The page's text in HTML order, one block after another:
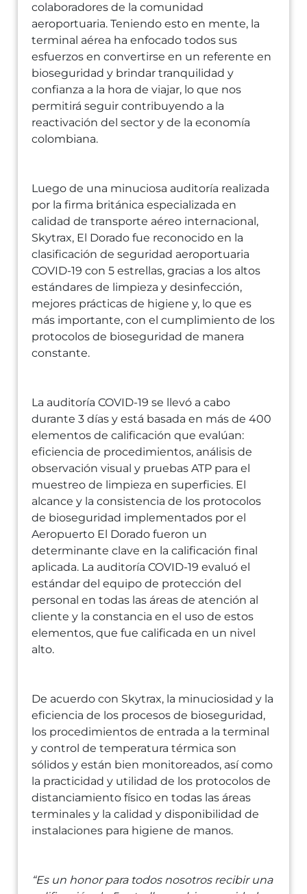
colaboradores de la comunidad
aeroportuaria. Teniendo esto en mente, la
terminal aérea ha enfocado todos sus
esfuerzos en convertirse en un referente en
bioseguridad y brindar tranquilidad y
confianza a la hora de viajar, lo que nos
permitirá seguir contribuyendo a la
reactivación del sector y de la economía
colombiana.
Luego de una minuciosa auditoría realizada
por la firma británica especializada en
calidad de transporte aéreo internacional,
Skytrax, El Dorado fue reconocido en la
clasificación de seguridad aeroportuaria
COVID-19 con 5 estrellas, gracias a los altos
estándares de limpieza y desinfección,
mejores prácticas de higiene y, lo que es
más importante, con el cumplimiento de los
protocolos de bioseguridad de manera
constante.
La auditoría COVID-19 se llevó a cabo
durante 3 días y está basada en más de 400
elementos de calificación que evalúan:
eficiencia de procedimientos, análisis de
observación visual y pruebas ATP para el
muestreo de limpieza en superficies. El
alcance y la consistencia de los protocolos
de bioseguridad implementados por el
Aeropuerto El Dorado fueron un
determinante clave en la calificación final
aplicada. La auditoría COVID-19 evaluó el
estándar del equipo de protección del
personal en todas las áreas de atención al
cliente y la constancia en el uso de estos
elementos, que fue calificada en un nivel
alto.
De acuerdo con Skytrax, la minuciosidad y la
eficiencia de los procesos de bioseguridad,
los procedimientos de entrada a la terminal
y control de temperatura térmica son
sólidos y están bien monitoreados, así como
la practicidad y utilidad de los protocolos de
distanciamiento físico en todas las áreas
terminales y la calidad y disponibilidad de
instalaciones para higiene de manos.
“Es un honor para todos nosotros recibir una